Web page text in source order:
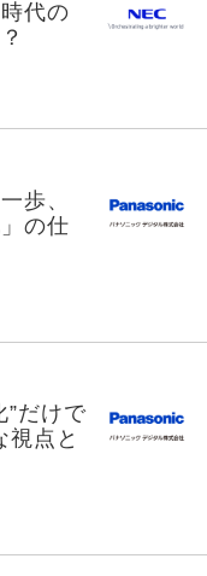
代の
歩、
の仕
”だけで
点と